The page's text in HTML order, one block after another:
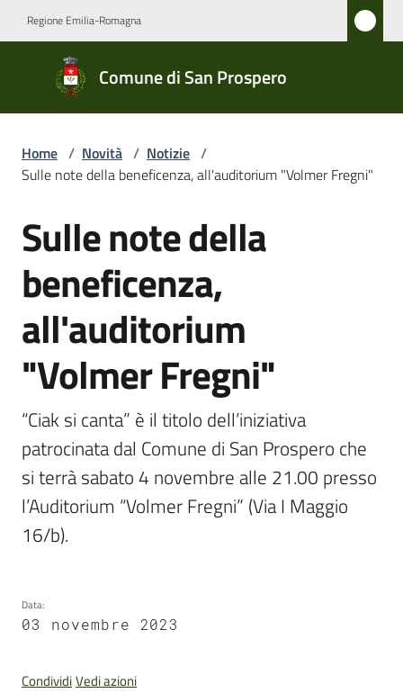
Regione Emilia-Romagna
Comune di San Prospero
Comune
di San
Prospero
Novità
Menu selezionato
Servizi
Vivere
San
Prospero
Pubblicazioni
e
video
telematico
SUE
Tutti
Home / Novità / Notizie /
Sulle note della beneficenza, all'auditorium "Volmer Fregni"
Salta al contenuto
Sulle note della
beneficenza,
all'auditorium
"Volmer Fregni"
“Ciak si canta” è il titolo dell’iniziativa
patrocinata dal Comune di San Prospero che
si terrà sabato 4 novembre alle 21.00 presso
l’Auditorium “Volmer Fregni” (Via I Maggio
16/b).
Data:
03 novembre 2023
CondividiVedi azioni